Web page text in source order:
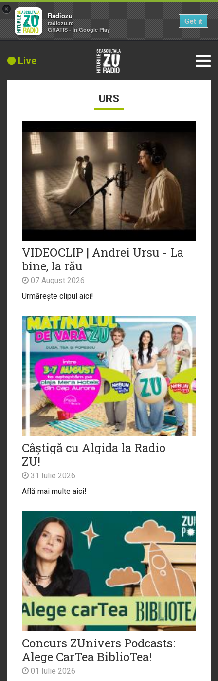
Live
URS
VIDEOCLIP | Andrei Ursu - La
bine, la rău
07 August 2026
Urmărește clipul aici!
Câștigă cu Algida la Radio
ZU!
31 Iulie 2026
Află mai multe aici!
Concurs ZUnivers Podcasts:
Alege CarTea BiblioTea!
01 Iulie 2026
×
Radiozu
radiozu.ro
GRATIS - In Google Play
Get it